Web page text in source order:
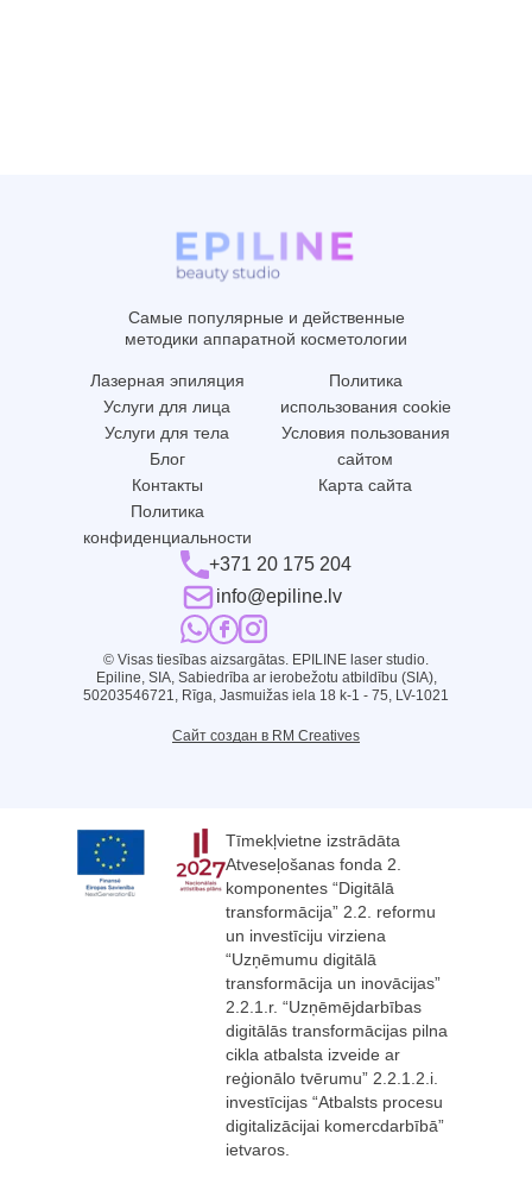
Самые популярные и действенные
методики аппаратной косметологии
Лазерная эпиляция
Услуги для лица
Услуги для тела
Блог
Контакты
Политика
конфиденциальности
Политика
использования cookie
Условия пользования
сайтом
Карта сайта
+371 20 175 204
info@epiline.lv
© Visas tiesības aizsargātas. EPILINE laser studio.
Epiline, SIA, Sabiedrība ar ierobežotu atbildību (SIA),
50203546721, Rīga, Jasmuižas iela 18 k-1 - 75, LV-1021
Сайт создан в RM Creatives
Tīmekļvietne izstrādāta
Atveseļošanas fonda 2.
komponentes “Digitālā
transformācija” 2.2. reformu
un investīciju virziena
“Uzņēmumu digitālā
transformācija un inovācijas”
2.2.1.r. “Uzņēmējdarbības
digitālās transformācijas pilna
cikla atbalsta izveide ar
reģionālo tvērumu” 2.2.1.2.i.
investīcijas “Atbalsts procesu
digitalizācijai komercdarbībā”
ietvaros.